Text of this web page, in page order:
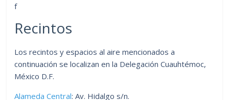
f
Recintos
Los recintos y espacios al aire mencionados a
continuación se localizan en la Delegación Cuauhtémoc,
México D.F.
Alameda Central: Av. Hidalgo s/n.